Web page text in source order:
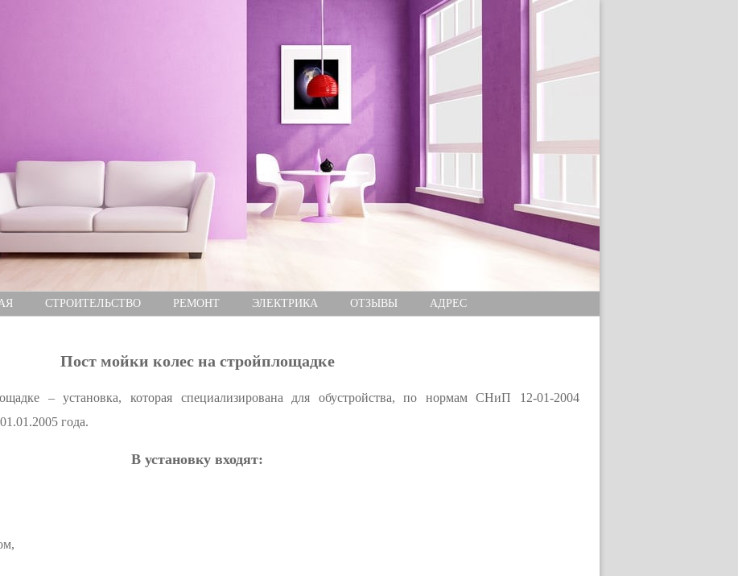
СТРОИТЕЛЬСТВО РЕМОНТ ЭЛЕКТРИКА ОТЗЫВЫ АДРЕС
Пост мойки колес на стройплощадке
– установка, которая специализирована для обустройства, по нормам СНиП 12-01-2004
года.
В установку входят: